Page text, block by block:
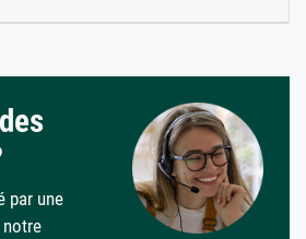
par une